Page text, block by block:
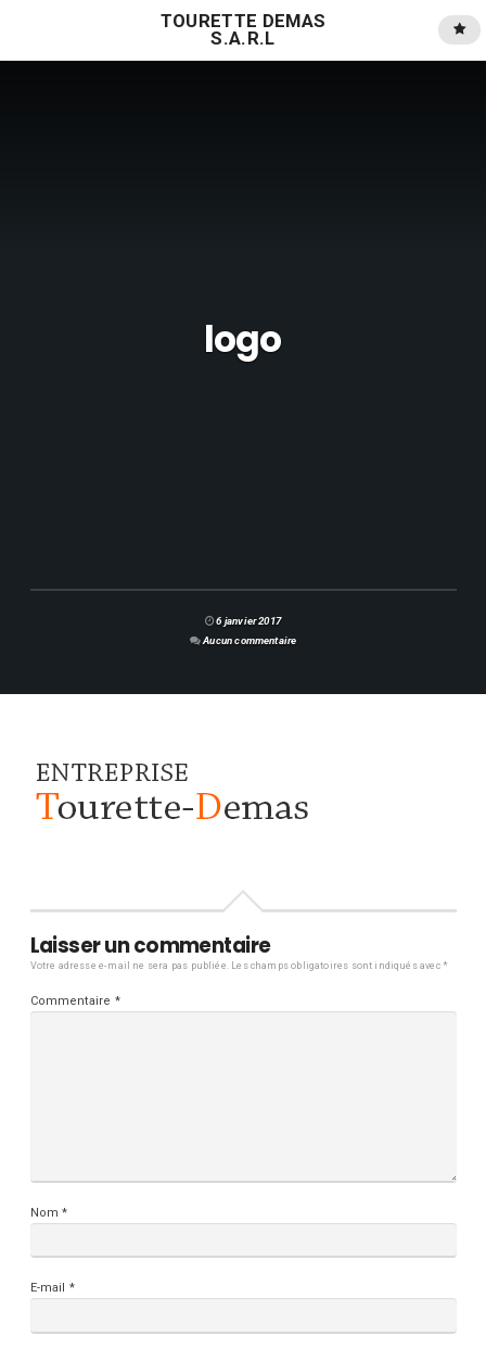
TOURETTE DEMAS
S.A.R.L
logo
6 janvier 2017
Aucun commentaire
Laisser un commentaire
Votre adresse e-mail ne sera pas publiée. Les champs obligatoires sont indiqués avec *
Commentaire *
Nom*
E-mail *